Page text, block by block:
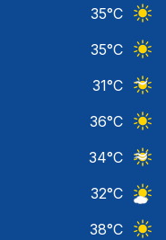
35°C
35°C
31°C
36°C
34°C
32°C
38°C